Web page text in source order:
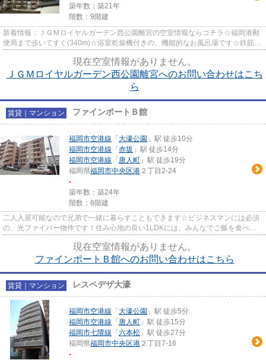
築年数：築21年
階数：9階建
新着情報：ＪＧＭロイヤルガーデン西公園離宮の空室情報ならコチラ☆福岡港郵
便局まで歩いてすぐ(340m)☆浴室乾燥機付きの、機能的なお風呂場です☆鉄筋コ
ンクリート構造なので震災や火災...
現在空室情報がありません。
ＪＧＭロイヤルガーデン西公園離宮へのお問い合わせはこち
ら
賃貸｜マンション ファインポートＢ館
福岡市空港線 「大濠公園 」駅 徒歩10分
福岡市空港線 「赤坂 」駅 徒歩14分
福岡市空港線 「唐人町 」駅 徒歩19分
福岡県福岡市中央区港 ２丁目2-24
-
築年数：築24年
階数：6階建
二人入居可能なので兄弟で一緒に暮らすこともできます☆ビジネスマンには必須
の、光ファイバー物件です！住み心地の良い1LDKには、みんなでご飯を食べら
れるお部屋があります♪造りとデ...
現在空室情報がありません。
ファインポートＢ館へのお問い合わせはこちら
賃貸｜マンション レスペデザ大濠
福岡市空港線 「大濠公園 」駅 徒歩5分
福岡市空港線 「唐人町 」駅 徒歩15分
福岡市七隈線 「六本松 」駅 徒歩27分
福岡県福岡市中央区港 ２丁目7-16
-